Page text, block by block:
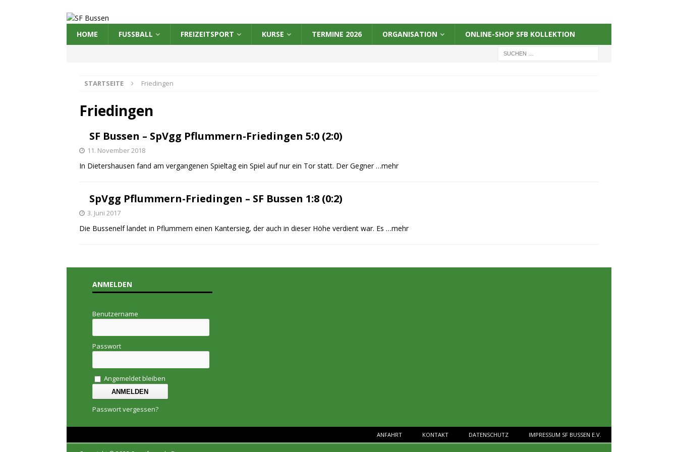
HOME FUSSBALL FREIZEITSPORT KURSE TERMINE 2026 ORGANISATION ONLINE-SHOP SFB KOLLEKTION
STARTSEITE Friedingen
Friedingen
SF Bussen – SpVgg Pflummern-Friedingen 5:0 (2:0)
11. November 2018
In Dietershausen fand am vergangenen Spieltag ein Spiel auf nur ein Tor statt. Der Gegner…mehr
SpVgg Pflummern-Friedingen – SF Bussen 1:8 (0:2)
3. Juni 2017
Die Bussenelf landet in Pflummern einen Kantersieg, der auch in dieser Höhe verdient war. Es …mehr
ANMELDEN
Benutzername
Passwort
Angemeldet bleiben
Passwort vergessen?
ANFAHRT KONTAKT DATENSCHUTZ IMPRESSUM SF BUSSEN E.V.